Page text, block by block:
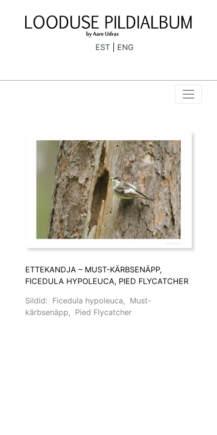
EST ENG
ETTEKANDJA – MUST-KÄRBSENÄPP,
FICEDULA HYPOLEUCA, PIED FLYCATCHER
Sildid: Ficedula hypoleuca, Must-
kärbsenäpp, Pied Flycatcher